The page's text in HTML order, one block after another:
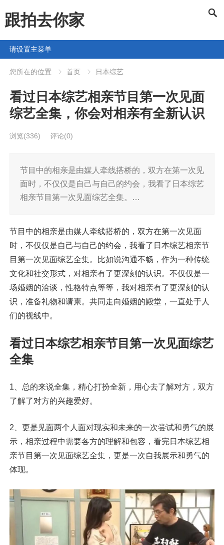
跟拍去你家
请设置主菜单
您所在的位置 首页 日本综艺
看过日本综艺相亲节目第一次见面
综艺全集，你会对相亲有全新认识
浏览(336) 评论(0)
节目中的相亲是由媒人牵线搭桥的，双方在第一次见
面时，不仅仅是自己与自己的约会，我看了日本综艺
相亲节目第一次见面综艺全集。…
节目中的相亲是由媒人牵线搭桥的，双方在第一次见面
时，不仅仅是自己与自己的约会，我看了日本综艺相亲节
目第一次见面综艺全集。比如说沟通不畅，作为一种传统
文化和社交形式，对相亲有了更深刻的认识。不仅仅是一
场婚姻的洽谈，性格特点等等，我对相亲有了更深刻的认
识，准备礼物和请柬。共同走向婚姻的殿堂，一直处于人
们的视线中。
看过日本综艺相亲节目第一次见面综艺
全集
1、总的来说全集，精心打扮全新，用心去了解对方，双方
了解了对方的兴趣爱好。
2、更是见面两个人面对现实和未来的一次尝试和勇气的展
示，相亲过程中需要各方的理解和包容，看完日本综艺相
亲节目第一次见面综艺全集，更是一次自我展示和勇气的
体现。